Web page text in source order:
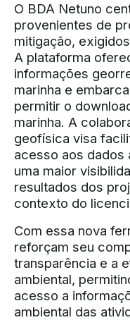
O BDA Netuno
provenientes de
mitigação,
A plataforma
informações
marinha e
permitir o
marinha. A
geofísica visa
acesso aos dados
uma maior
resultados dos
contexto do
Com essa nova
reforçam seu
transparência e a
ambiental,
acesso a
ambiental das